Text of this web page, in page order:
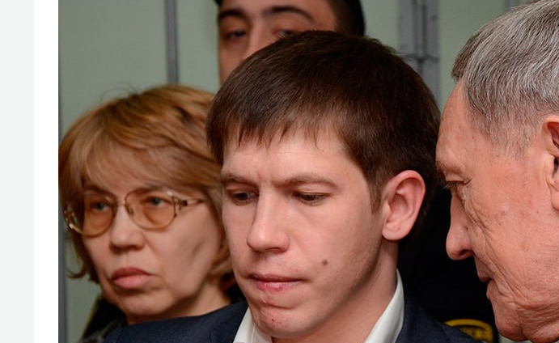
150 камер до квартиры и Face
ID вместо ключа: какой будет
безопасность в ЖК «Нова»
Рекомендуем
Опыт выживания в дикой
природе, работа
с ментальным и физическим
состоянием как основа
антихрупких команд